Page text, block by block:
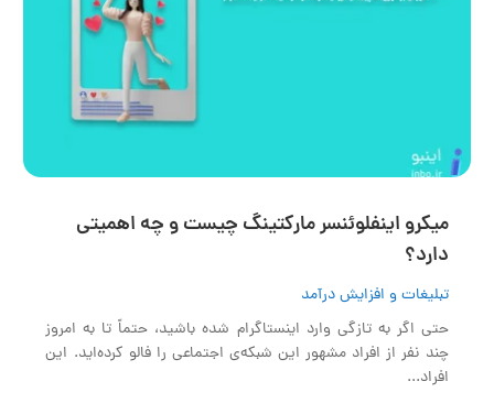
میکرو اینفلوئنسر مارکتینگ چیست و چه اهمیتی
دارد؟
تبلیغات و افزایش درآمد
حتی اگر به تازگی وارد اینستاگرام شده باشید، حتماً تا به امروز
چند نفر از افراد مشهور این شبکه‌ی اجتماعی را فالو کرده‌اید. این
افراد...